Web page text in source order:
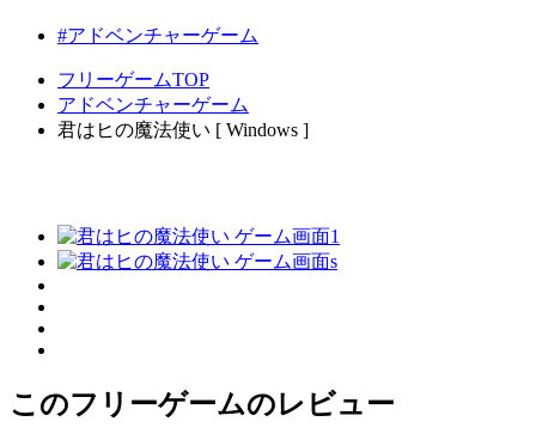
#アドベンチャーゲーム
フリーゲームTOP
アドベンチャーゲーム
君はヒの魔法使い [ Windows ]
このフリーゲームのレビュー